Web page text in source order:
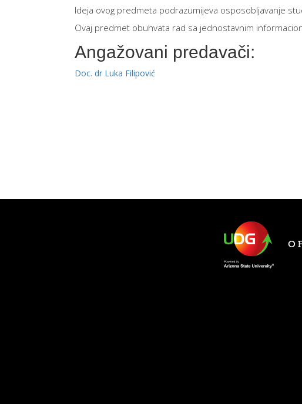
Ideja ovog predmeta podrazumijeva osposobljavanje
Ovaj predmet obuhvata rad sa jednostavnim
Angažovani predavači:
Doc. dr Luka Filipović
O